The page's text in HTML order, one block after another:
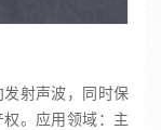
射声波，同时保
。应用领域：主